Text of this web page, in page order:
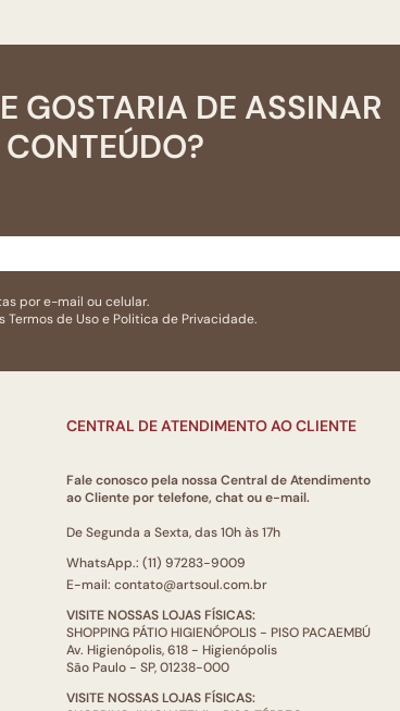
GOSTARIA DE ASSINAR
por e-mail ou celular.
Termos de Usoe Politica de Privacidade.
CENTRAL DE ATENDIMENTO AO CLIENTE
Fale conosco pela nossa Central de Atendimento
ao Cliente por telefone, chat ou e-mail.
De Segunda a Sexta, das 10h às 17h
WhatsApp.: (11) 97283-9009
E-mail: contato@artsoul.com.br
VISITE NOSSAS LOJAS FÍSICAS:
SHOPPING PÁTIO HIGIENÓPOLIS - PISO PACAEMBÚ
Av. Higienópolis, 618 - Higienópolis
São Paulo - SP, 01238-000
VISITE NOSSAS LOJAS FÍSICAS: